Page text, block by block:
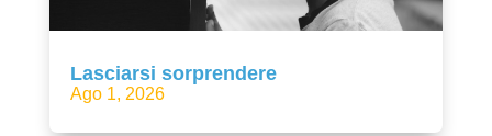
Lasciarsi sorprendere
Ago 1, 2026